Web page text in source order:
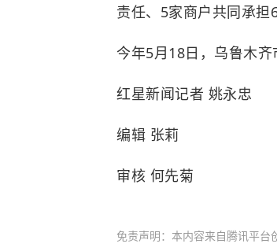
责任、5家商户共同承担
今年5月18日，乌鲁木齐
红星新闻记者 姚永忠
编辑 张莉
审核 何先菊
免责声明：本内容来自腾讯平台